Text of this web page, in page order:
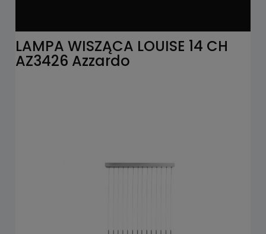
LAMPA WISZĄCA LOUISE 14 CH
AZ3426 Azzardo